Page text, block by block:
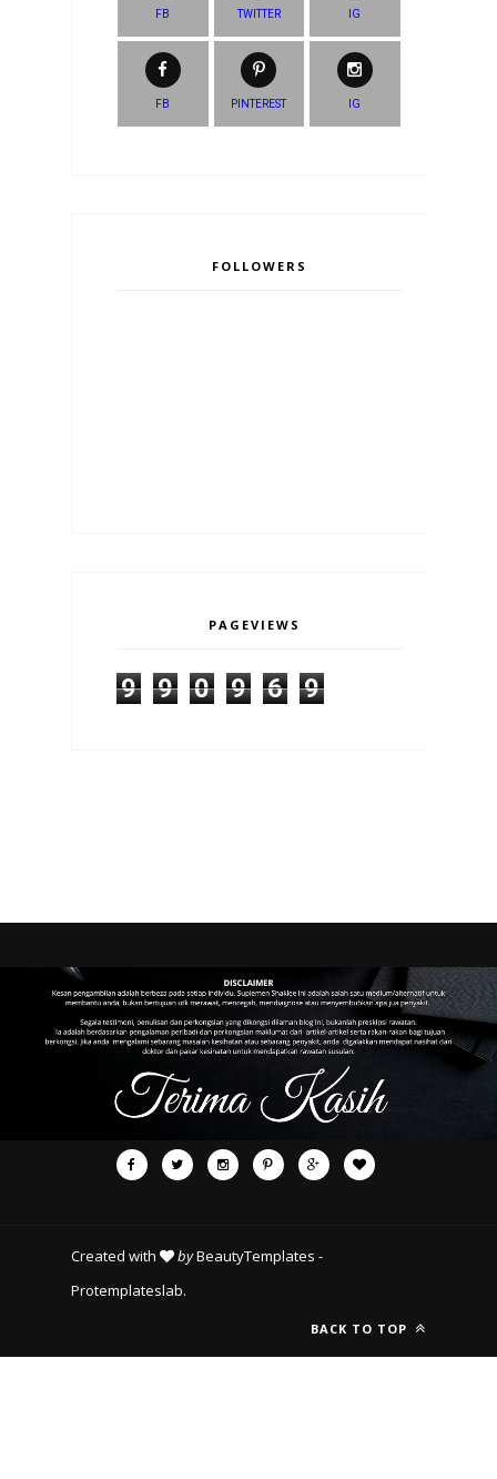
FB TWITTER IG
FB PINTEREST IG
FOLLOWERS
PAGEVIEWS
9 9 0 9 6 9
Created with byBeautyTemplates -
Protemplateslab.
BACK TO TOP